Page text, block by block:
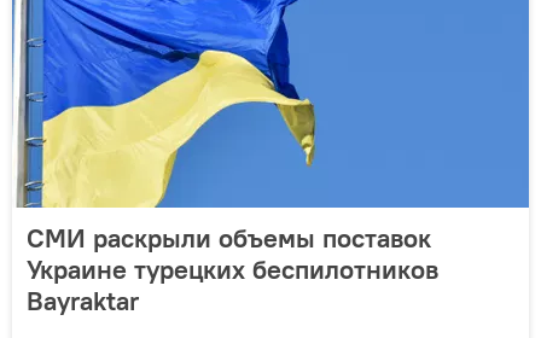
СМИ раскрыли объемы поставок
Украине турецких беспилотников
Bayraktar